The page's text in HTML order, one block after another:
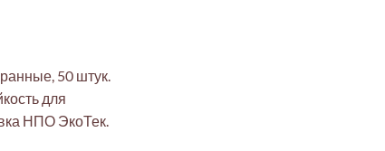
50 штук.
для
НПО ЭкоТек.